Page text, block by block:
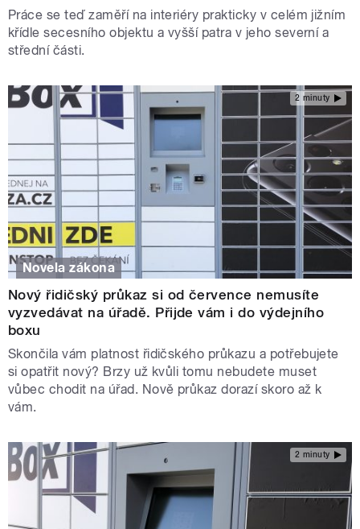
Práce se teď zaměří na interiéry prakticky v celém jižním
křídle secesního objektu a vyšší patra v jeho severní a
střední části.
2 minuty
Novela zákona
Nový řidičský průkaz si od července nemusíte
vyzvedávat na úřadě. Přijde vám i do výdejního
boxu
Skončila vám platnost řidičského průkazu a potřebujete
si opatřit nový? Brzy už kvůli tomu nebudete muset
vůbec chodit na úřad. Nově průkaz dorazí skoro až k
vám.
2 minuty